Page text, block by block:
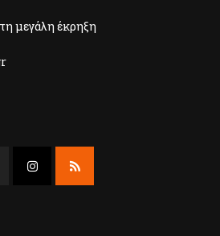
μεγάλη έκρηξη